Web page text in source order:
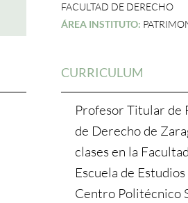
FACULTAD DE DERECHO
ÁREA INSTITUTO:
CURRICULUM
Profesor Titular de
de Derecho de
clases en la
Escuela de
Centro Politécnico